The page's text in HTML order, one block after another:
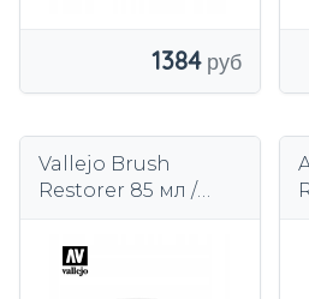
1384
Vallejo Brush
Restorer 85 мл /
восстановления
кистей